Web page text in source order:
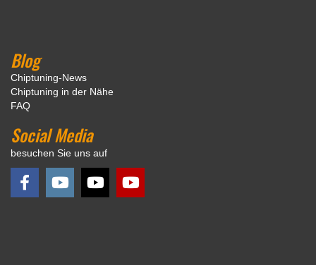
Blog
Chiptuning-News
Chiptuning in der Nähe
FAQ
Social Media
besuchen Sie uns auf